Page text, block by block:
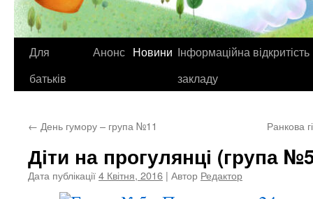
Для
батьків
Анонс Новини Інформаційна відкритість
закладу
← День гумору – група №11 Ранкова
Діти на прогулянці (група
Дата публікації4 Квітня, 2016 | Автор Редактор